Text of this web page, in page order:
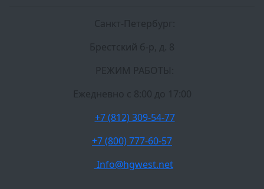
Санкт-Петербург:
Брестский б-р, д. 8
РЕЖИМ РАБОТЫ:
Ежедневно c 8:00 до 17:00
+7 (812) 309-54-77
+7 (800) 777-60-57
Info@hgwest.net